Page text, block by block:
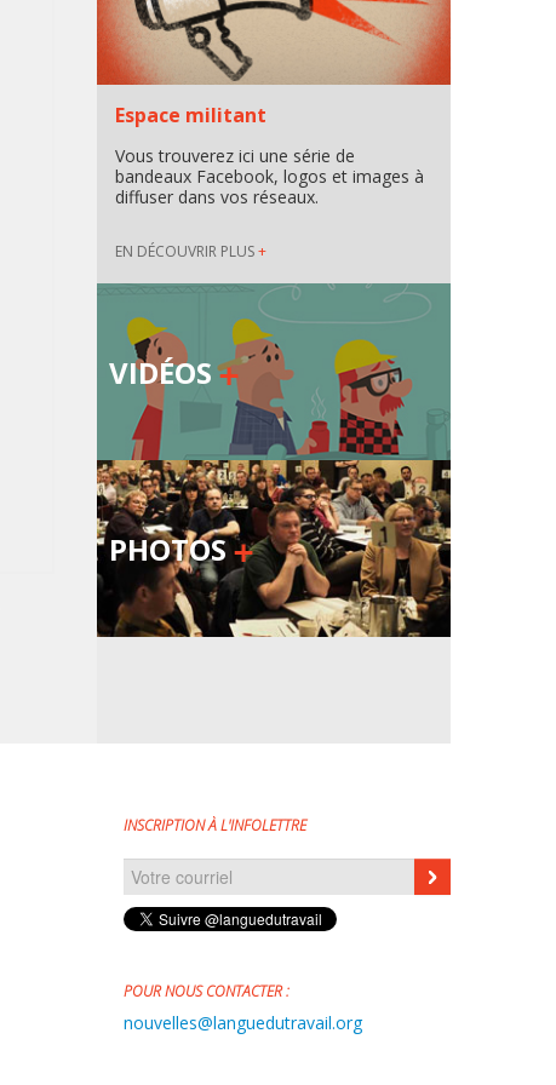
Espace militant
Vous trouverez ici une série de
bandeaux Facebook, logos et images à
diffuser dans vos réseaux.
EN DÉCOUVRIR PLUS+
VIDÉOS
PHOTOS
INSCRIPTION À L'INFOLETTRE
Courriel
*
POUR NOUS CONTACTER :
nouvelles@languedutravail.org